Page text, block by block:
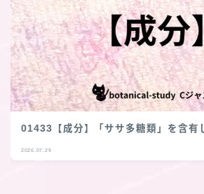
01433【成分】「ササ多糖類」を含有
2026.07.29